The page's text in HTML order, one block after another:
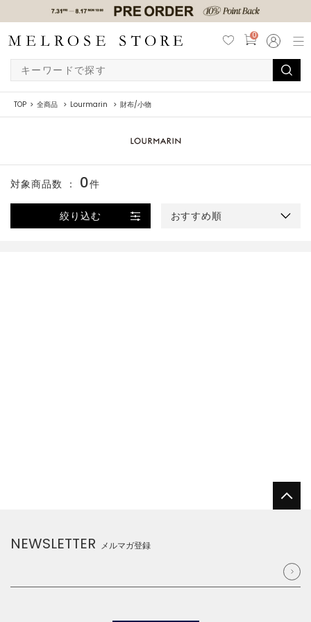
0
TOP 全商品 Lourmarin 財布/小物
絞り込む おすすめ順
対象商品数 ： 0件
NEWSLETTER メルマガ登録